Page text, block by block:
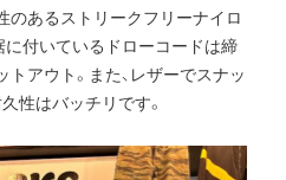
のあるストリークフリーナイロ
に付いているドローコードは締
アウト。また、レザーでスナッ
性はバッチリです。